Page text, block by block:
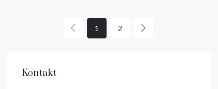
1 2
Kontakt